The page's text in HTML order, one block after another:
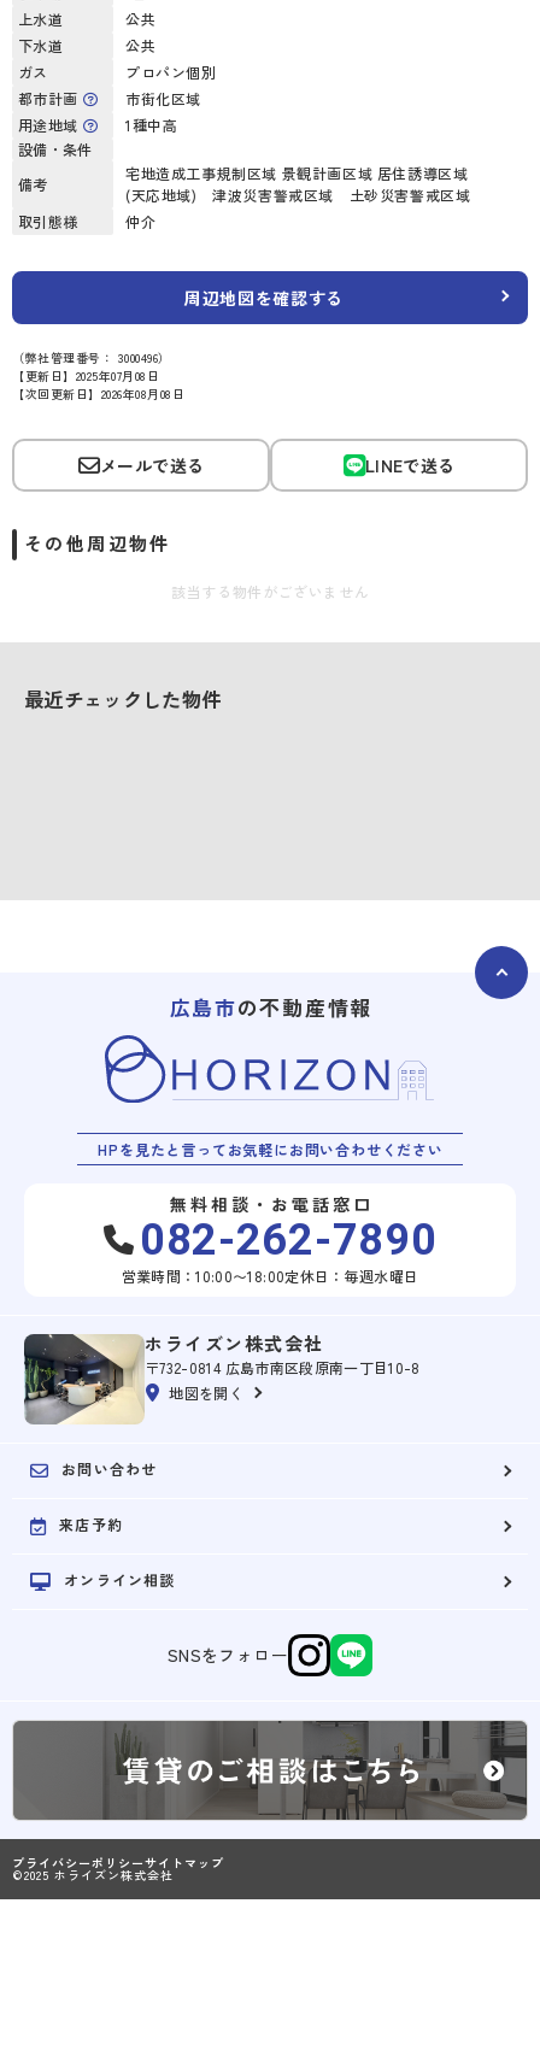
上水道
公共
下水道
公共
ガス
プロパン個別
都市計画
市街化区域
用途地域
1種中高
設備・条件
備考
宅地造成工事規制区域 景観計画区域 居住誘導区域
(天応地域) 津波災害警戒区域 土砂災害警戒区域
取引態様
仲介
周辺地図を確認する
（弊社管理番号： 3000496）
【更新日】2025年07月08日
【次回更新日】2026年08月08日
メールで送る LINEで送る
その他周辺物件
該当する物件がございません
最近チェックした物件
広島市の不動産情報
HPを見たと言ってお気軽にお問い合わせください
無料相談・お電話窓口
082-262-7890
営業時間：10:00〜18:00定休日：毎週水曜日
ホライズン株式会社
〒732-0814 広島市南区段原南一丁目10-8
地図を開く
お問い合わせ
来店予約
オンライン相談
SNSをフォロー
プライバシーポリシーサイトマップ
©2025 ホライズン株式会社